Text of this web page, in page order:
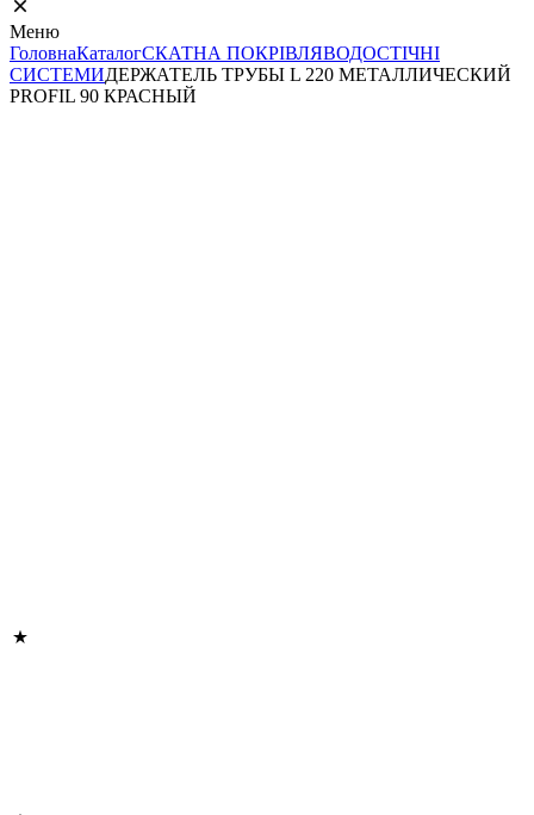
Меню
ГоловнаКаталогСКАТНА ПОКРІВЛЯВОДОСТІЧНІ
СИСТЕМИДЕРЖАТЕЛЬ ТРУБЫ L 220 МЕТАЛЛИЧЕСКИЙ
PROFIL 90 КРАСНЫЙ